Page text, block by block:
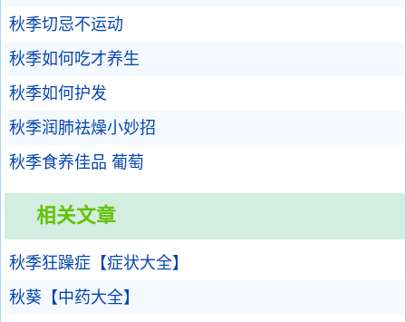
秋季切忌不运动
秋季如何吃才养生
秋季如何护发
秋季润肺祛燥小妙招
秋季食养佳品 葡萄
相关文章
秋季狂躁症【症状大全】
秋葵【中药大全】